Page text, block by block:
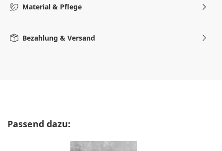
Material & Pflege
Bezahlung & Versand
Produktgalerie überspringen
Passend dazu: